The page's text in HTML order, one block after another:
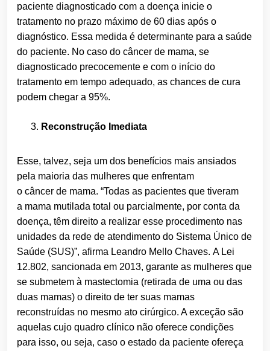
paciente diagnosticado com a doença inicie o
tratamento no prazo máximo de 60 dias após o
diagnóstico. Essa medida é determinante para a saúde
do paciente. No caso do câncer de mama, se
diagnosticado precocemente e com o início do
tratamento em tempo adequado, as chances de cura
podem chegar a 95%.
Reconstrução Imediata
Esse, talvez, seja um dos benefícios mais ansiados
pela maioria das mulheres que enfrentam
o câncer de mama. “Todas as pacientes que tiveram
a mama mutilada total ou parcialmente, por conta da
doença, têm direito a realizar esse procedimento nas
unidades da rede de atendimento do Sistema Único de
Saúde (SUS)”, afirma Leandro Mello Chaves. A Lei
12.802, sancionada em 2013, garante as mulheres que
se submetem à mastectomia (retirada de uma ou das
duas mamas) o direito de ter suas mamas
reconstruídas no mesmo ato cirúrgico. A exceção são
aquelas cujo quadro clínico não oferece condições
para isso, ou seja, caso o estado da paciente ofereça